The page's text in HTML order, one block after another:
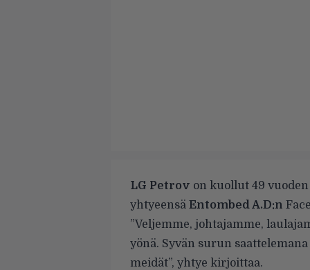
LG Petrov on kuollut 49
yhtyeensä Entombed A.D:n
”Veljemme, johtajamme,
yönä. Syvän surun
meidät”, yhtye kirjoittaa.